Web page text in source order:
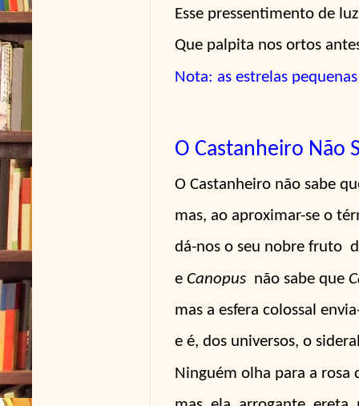
Esse pressentimento de
Que palpita nos ortos
Nota: as estrelas
O Castanheiro Não
O Castanheiro não sabe
mas, ao aproximar-se o
dá-nos o seu nobre fruto
e Canopus não sabe que
mas a esfera colossal
e é, dos universos, o
Ninguém olha para a rosa